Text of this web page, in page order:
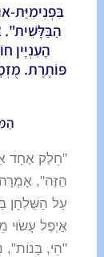
בִּפְנִימִיַּת-
הַבַּלָּשִׁית".
הָעִנְיָין
פּוֹתֶרֶת.
"חֵלֶק אֶחָד
הַזֶּה",
עַל הַשֻּׁלְחָן
אַיְפֶל עָשׂוּי
"הֵי,